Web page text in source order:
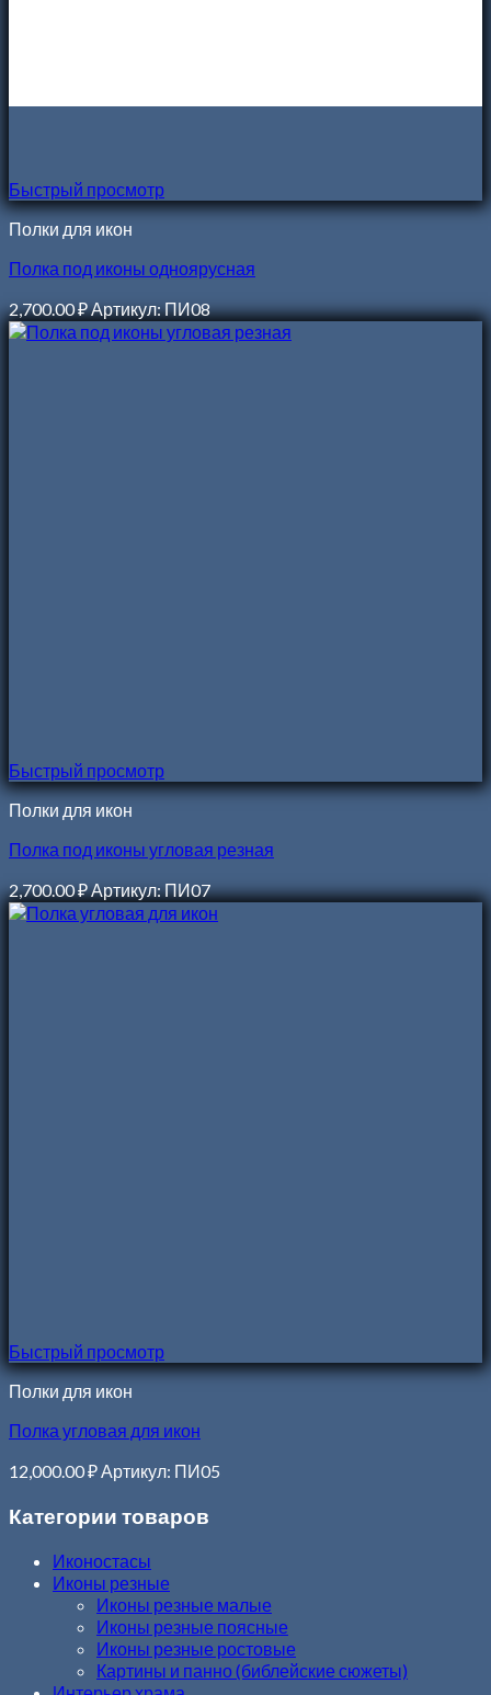
Быстрый просмотр
Полки для икон
Полка под иконы одноярусная
2,700.00₽Артикул: ПИ08
Быстрый просмотр
Полки для икон
Полка под иконы угловая резная
2,700.00₽Артикул: ПИ07
Быстрый просмотр
Полки для икон
Полка угловая для икон
12,000.00₽Артикул: ПИ05
Категории товаров
Иконостасы
Иконы резные
Иконы резные малые
Иконы резные поясные
Иконы резные ростовые
Картины и панно (библейские сюжеты)